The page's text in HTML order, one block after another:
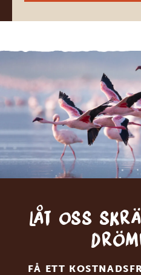
Låt oss
FÅ ETT